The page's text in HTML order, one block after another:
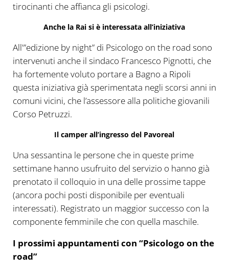
tirocinanti che affianca gli psicologi.
Anche la Rai si è interessata all’iniziativa
All'”edizione by night” di Psicologo on the road sono
intervenuti anche il sindaco Francesco Pignotti, che
ha fortemente voluto portare a Bagno a Ripoli
questa iniziativa già sperimentata negli scorsi anni in
comuni vicini, che l’assessore alla politiche giovanili
Corso Petruzzi.
Il camper all’ingresso del Pavoreal
Una sessantina le persone che in queste prime
settimane hanno usufruito del servizio o hanno già
prenotato il colloquio in una delle prossime tappe
(ancora pochi posti disponibile per eventuali
interessati). Registrato un maggior successo con la
componente femminile che con quella maschile.
I prossimi appuntamenti con “Psicologo on the
road”